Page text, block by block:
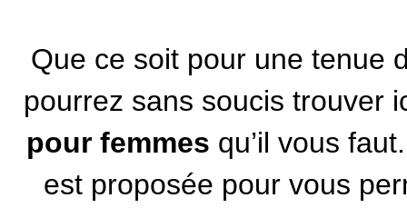
Que ce soit pour une tenue
pourrez sans soucis trouver
pour femmes qu’il vous
est proposée pour vous